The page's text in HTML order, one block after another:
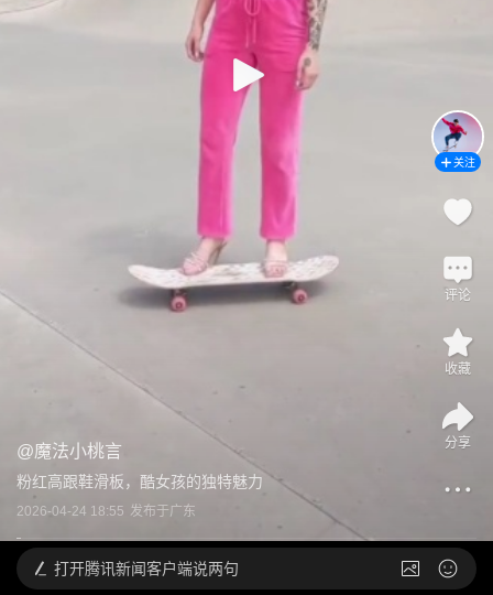
@魔法小桃言
粉红高跟鞋滑板，酷女孩的独特魅力
2026-04-24 18:55 发布于广东
关注
评论
收藏
分享
打开腾讯新闻客户端说两句